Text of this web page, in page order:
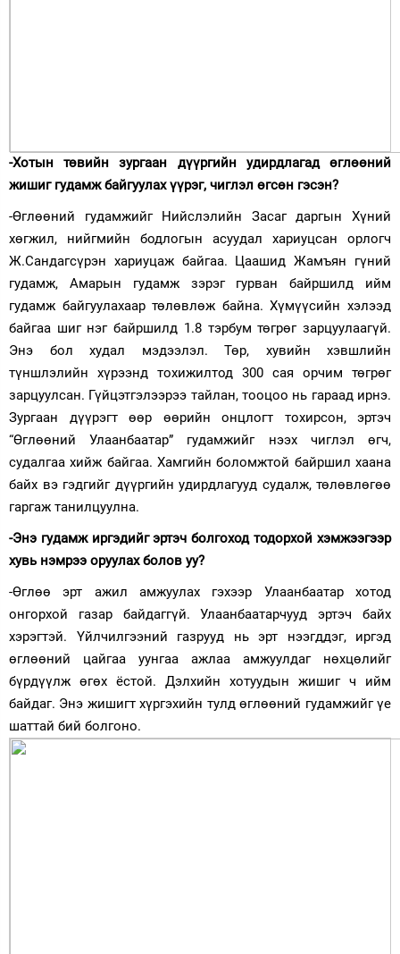
-Хотын төвийн зургаан дүүргийн удирдлагад өглөөний
жишиг гудамж байгуулах үүрэг, чиглэл өгсөн гэсэн?
-Өглөөний гудамжийг Нийслэлийн Засаг даргын Хүний
хөгжил, нийгмийн бодлогын асуудал хариуцсан орлогч
Ж.Сандагсүрэн хариуцаж байгаа. Цаашид Жамъян гүний
гудамж, Амарын гудамж зэрэг гурван байршилд ийм
гудамж байгуулахаар төлөвлөж байна. Хүмүүсийн хэлээд
байгаа шиг нэг байршилд 1.8 тэрбум төгрөг зарцуулаагүй.
Энэ бол худал мэдээлэл. Төр, хувийн хэвшлийн
түншлэлийн хүрээнд тохижилтод 300 сая орчим төгрөг
зарцуулсан. Гүйцэтгэлээрээ тайлан, тооцоо нь гараад ирнэ.
Зургаан дүүрэгт өөр өөрийн онцлогт тохирсон, эртэч
“Өглөөний Улаанбаатар” гудамжийг нээх чиглэл өгч,
судалгаа хийж байгаа. Хамгийн боломжтой байршил хаана
байх вэ гэдгийг дүүргийн удирдлагууд судалж, төлөвлөгөө
гаргаж танилцуулна.
-Энэ гудамж иргэдийг эртэч болгоход тодорхой хэмжээгээр
хувь нэмрээ оруулах болов уу?
-Өглөө эрт ажил амжуулах гэхээр Улаанбаатар хотод
онгорхой газар байдаггүй. Улаанбаатарчууд эртэч байх
хэрэгтэй. Үйлчилгээний газрууд нь эрт нээгддэг, иргэд
өглөөний цайгаа уунгаа ажлаа амжуулдаг нөхцөлийг
бүрдүүлж өгөх ёстой. Дэлхийн хотуудын жишиг ч ийм
байдаг. Энэ жишигт хүргэхийн тулд өглөөний гудамжийг үе
шаттай бий болгоно.